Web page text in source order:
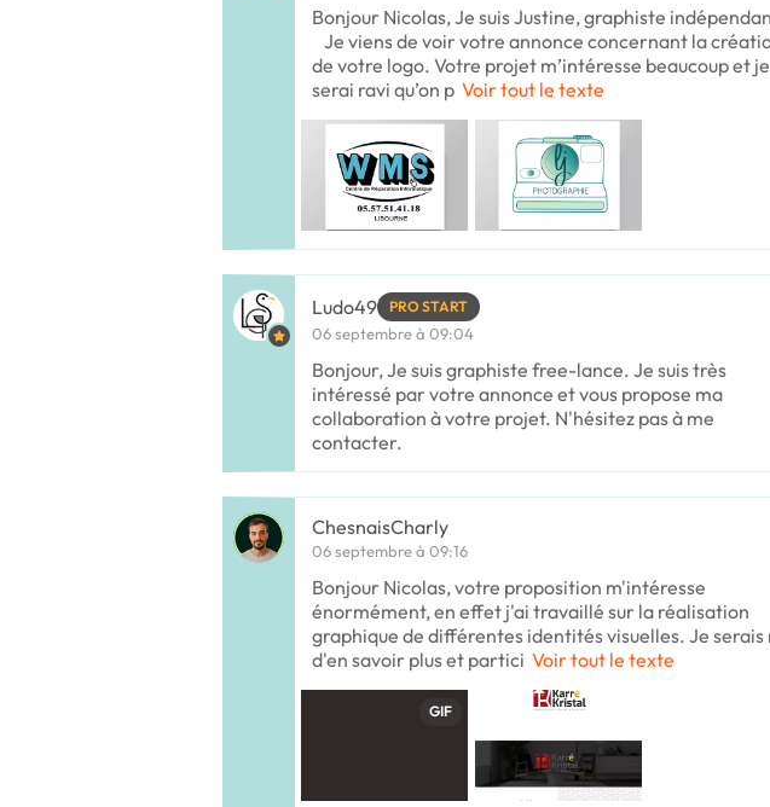
Bonjour Nicolas, Je suis Justine, graphiste
Je viens de voir votre annonce concernant la
de votre logo. Votre projet m’intéresse beaucoup et je
serai ravi qu’on p Voir tout le texte
Ludo49 PRO START
06 septembre à 09:04
Bonjour, Je suis graphiste free-lance. Je suis très
intéressé par votre annonce et vous propose ma
collaboration à votre projet. N'hésitez pas à me
contacter.
ChesnaisCharly
06 septembre à 09:16
Bonjour Nicolas, votre proposition m'intéresse
énormément, en effet j'ai travaillé sur la réalisation
graphique de différentes identités visuelles. Je serais
d'en savoir plus et partici Voir tout le texte
GIF